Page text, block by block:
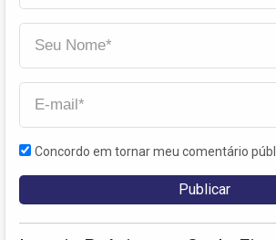
Concordo em tornar meu comentário